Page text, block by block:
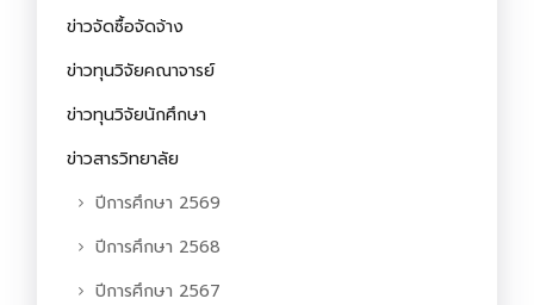
ข่าวจัดซื้อจัดจ้าง
ข่าวทุนวิจัยคณาจารย์
ข่าวทุนวิจัยนักศึกษา
ข่าวสารวิทยาลัย
ปีการศึกษา 2569
ปีการศึกษา 2568
ปีการศึกษา 2567